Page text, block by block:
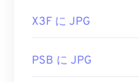
X3F に JPG
PSB に JPG